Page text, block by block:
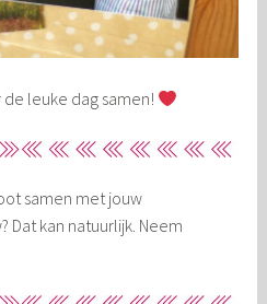
leuke dag samen!
samen met jouw
kan natuurlijk. Neem